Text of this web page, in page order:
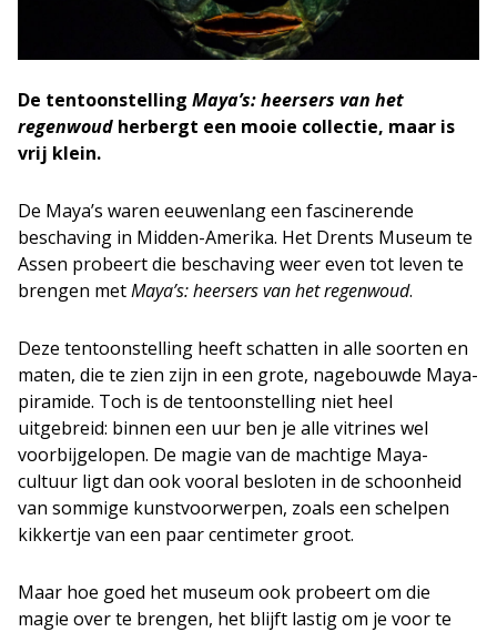
De tentoonstelling Maya’s: heersers van het
regenwoud herbergt een mooie collectie, maar is
vrij klein.
De Maya’s waren eeuwenlang een fascinerende
beschaving in Midden-Amerika. Het Drents Museum te
Assen probeert die beschaving weer even tot leven te
brengen metMaya’s: heersers van het regenwoud.
Deze tentoonstelling heeft schatten in alle soorten en
maten, die te zien zijn in een grote, nagebouwde Maya-
piramide. Toch is de tentoonstelling niet heel
uitgebreid: binnen een uur ben je alle vitrines wel
voorbijgelopen. De magie van de machtige Maya-
cultuur ligt dan ook vooral besloten in de schoonheid
van sommige kunstvoorwerpen, zoals een schelpen
kikkertje van een paar centimeter groot.
Maar hoe goed het museum ook probeert om die
magie over te brengen, het blijft lastig om je voor te